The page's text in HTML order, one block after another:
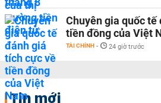
Chuyên gia quốc
tiền đồng của Việt
TÀI CHÍNH - 24 giờ trước
Tin mới